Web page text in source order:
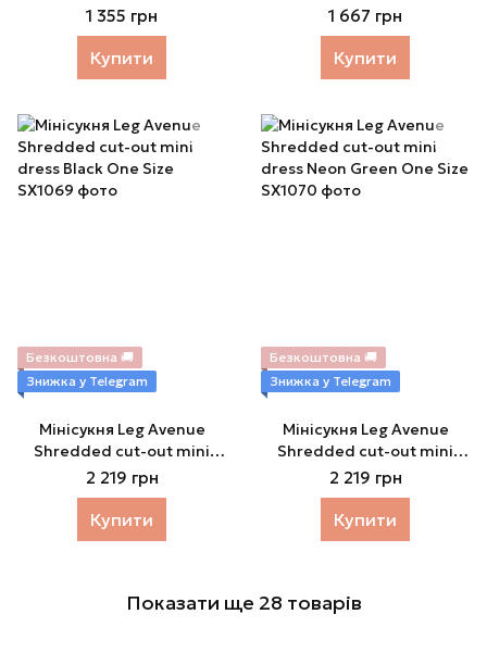
Black One Size
1 355 грн
Купити
White One Size
1 667 грн
Купити
Безкоштовна 🚚
Знижка у Telegram
Мінісукня Leg Avenue
Shredded cut-out mini
dress Black One Size
2 219 грн
Купити
Безкоштовна 🚚
Знижка у Telegram
Мінісукня Leg Avenue
Shredded cut-out mini
dress Neon Green One Size
2 219 грн
Купити
Показати ще 28 товарів